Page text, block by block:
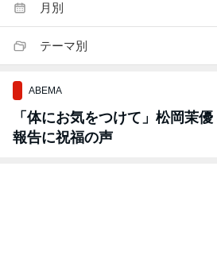
月別
テーマ別
ABEMA
「体にお気をつけて」松岡茉
報告に祝福の声